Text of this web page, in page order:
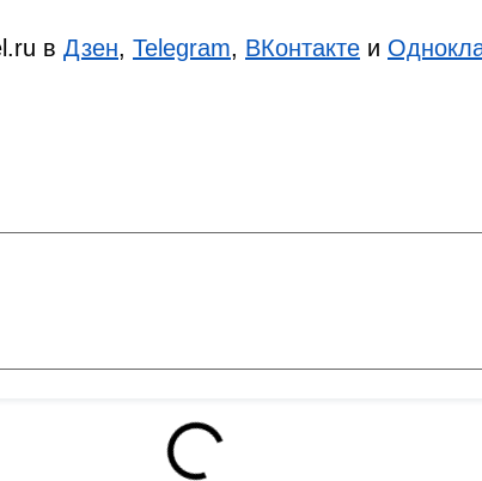
в Дзен, Telegram, ВКонтакте и